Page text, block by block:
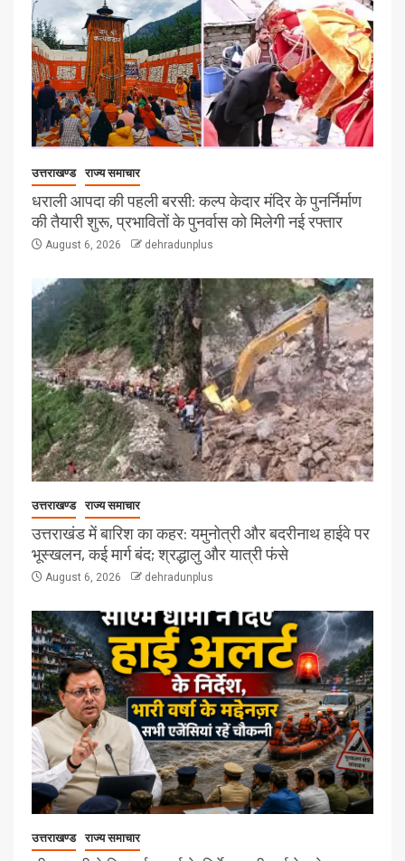
उत्तराखण्ड राज्य समाचार
धराली आपदा की पहली बरसी: कल्प केदार मंदिर के पुनर्निर्माण
की तैयारी शुरू, प्रभावितों के पुनर्वास को मिलेगी नई रफ्तार
August 6, 2026 dehradunplus
उत्तराखण्ड राज्य समाचार
उत्तराखंड में बारिश का कहर: यमुनोत्री और बदरीनाथ हाईवे पर
भूस्खलन, कई मार्ग बंद; श्रद्धालु और यात्री फंसे
August 6, 2026 dehradunplus
उत्तराखण्ड राज्य समाचार